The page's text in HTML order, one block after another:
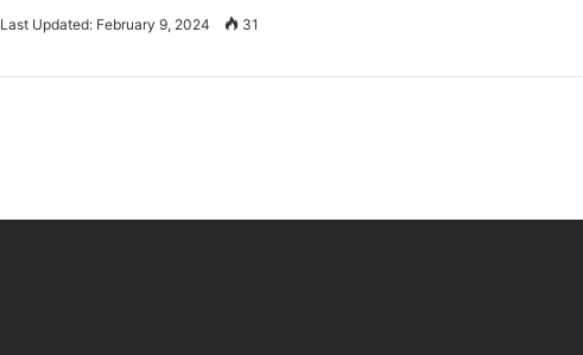
Last Updated: February 9, 2024 31